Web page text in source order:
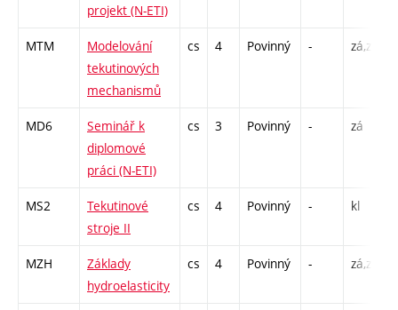
projekt (N-ETI)
MTM
Modelování
tekutinových
mechanismů
cs 4 Povinný - zá,zk
MD6
Seminář k
diplomové
práci (N-ETI)
cs 3 Povinný - zá
MS2
Tekutinové
stroje II
cs 4 Povinný - kl
MZH
Základy
hydroelasticity
cs 4 Povinný - zá,zk